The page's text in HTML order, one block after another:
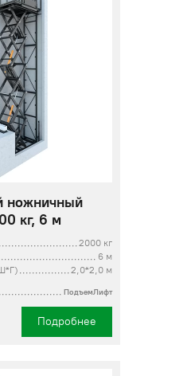
ножничный
кг, 6 м
2000 кг
6 м
2,0*2,0 м
ПодъемЛифт
Подробнее